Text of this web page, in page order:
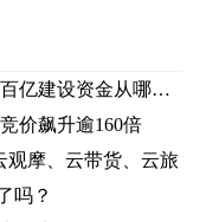
吉电股份资金短缺仍大规模投建 超百亿建设资金从哪里来？
价飙升逾160倍
观摩、云带货、云旅
吗？